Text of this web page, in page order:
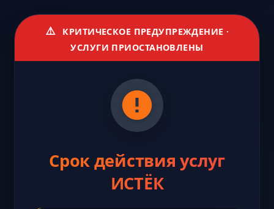
⚠️
КРИТИЧЕСКОЕ ПРЕДУПРЕЖДЕНИЕ ·
УСЛУГИ ПРИОСТАНОВЛЕНЫ
Срок действия услуг
ИСТЁК